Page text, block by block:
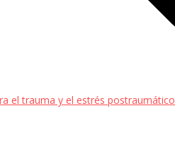
el trauma y el estrés postraumático